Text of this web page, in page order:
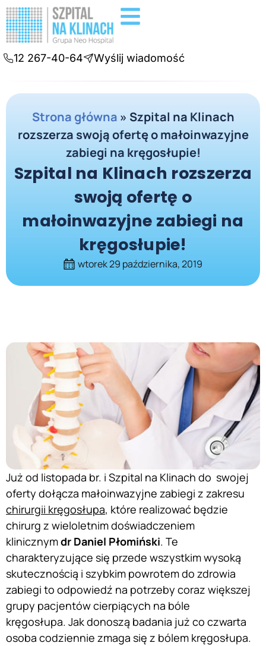
12 267-40-64 Wyślij wiadomość
Strona główna » Szpital na Klinach
rozszerza swoją ofertę o małoinwazyjne
zabiegi na kręgosłupie!
Szpital na Klinach rozszerza
swoją ofertę o
małoinwazyjne zabiegi na
kręgosłupie!
wtorek 29 października, 2019
Już od listopada br. i Szpital na Klinach do swojej
oferty dołącza małoinwazyjne zabiegi z zakresu
chirurgii kręgosłupa, które realizować będzie
chirurg z wieloletnim doświadczeniem
klinicznymdr Daniel Płomiński. Te
charakteryzujące się przede wszystkim wysoką
skutecznością i szybkim powrotem do zdrowia
zabiegi to odpowiedź na potrzeby coraz większej
grupy pacjentów cierpiących na bóle
kręgosłupa. Jak donoszą badania już co czwarta
osoba codziennie zmaga się z bólem kręgosłupa.